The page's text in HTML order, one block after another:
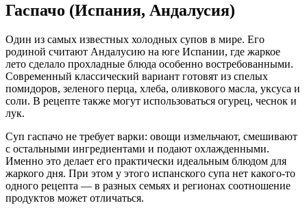
Гаспачо (Испания, Андалусия)
Один из самых известных холодных супов в мире. Его
родиной считают Андалусию на юге Испании, где жаркое
лето сделало прохладные блюда особенно востребованными.
Современный классический вариант готовят из спелых
помидоров, зеленого перца, хлеба, оливкового масла, уксуса и
соли. В рецепте также могут использоваться огурец, чеснок и
лук.
Суп гаспачо не требует варки: овощи измельчают, смешивают
с остальными ингредиентами и подают охлажденными.
Именно это делает его практически идеальным блюдом для
жаркого дня. При этом у этого испанского супа нет какого-то
одного рецепта — в разных семьях и регионах соотношение
продуктов может отличаться.